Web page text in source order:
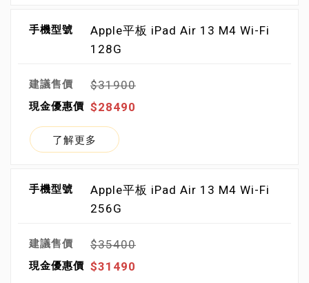
Apple平板 iPad Air 13 M4 Wi-Fi
128G
$31900
$28490
了解更多
Apple平板 iPad Air 13 M4 Wi-Fi
256G
$35400
$31490